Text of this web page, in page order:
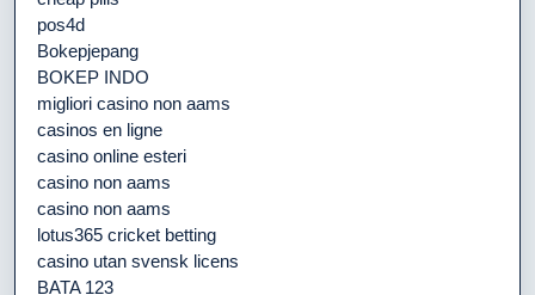
pos4d
Bokepjepang
BOKEP INDO
migliori casino non aams
casinos en ligne
casino online esteri
casino non aams
casino non aams
lotus365 cricket betting
casino utan svensk licens
BATA 123